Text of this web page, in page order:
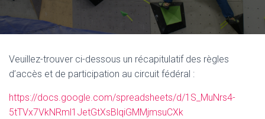
Veuillez-trouver ci-dessous un récapitulatif des règles
d’accès et de participation au circuit fédéral :
https://docs.google.com/spreadsheets/d/1S_MuNrs4-
5tTVx7VkNRml1JetGtXsBlqiGMMjmsuCXk